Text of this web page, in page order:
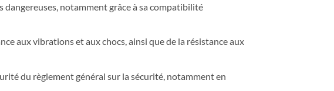
notamment grâce à sa compatibilité
aux vibrations et aux chocs, ainsi que de la résistance aux
du règlement général sur la sécurité, notamment en